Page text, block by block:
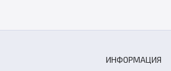
ИНФОРМАЦИЯ